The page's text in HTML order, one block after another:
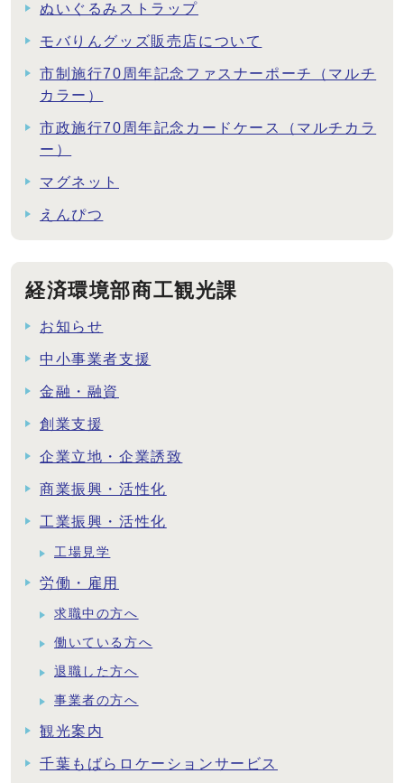
ぬいぐるみストラップ
モバりんグッズ販売店について
市制施行70周年記念ファスナーポーチ（マルチ
カラー）
市政施行70周年記念カードケース（マルチカラ
ー）
マグネット
えんぴつ
経済環境部商工観光課
お知らせ
中小事業者支援
金融・融資
創業支援
企業立地・企業誘致
商業振興・活性化
工業振興・活性化
工場見学
労働・雇用
求職中の方へ
働いている方へ
退職した方へ
事業者の方へ
観光案内
千葉もばらロケーションサービス